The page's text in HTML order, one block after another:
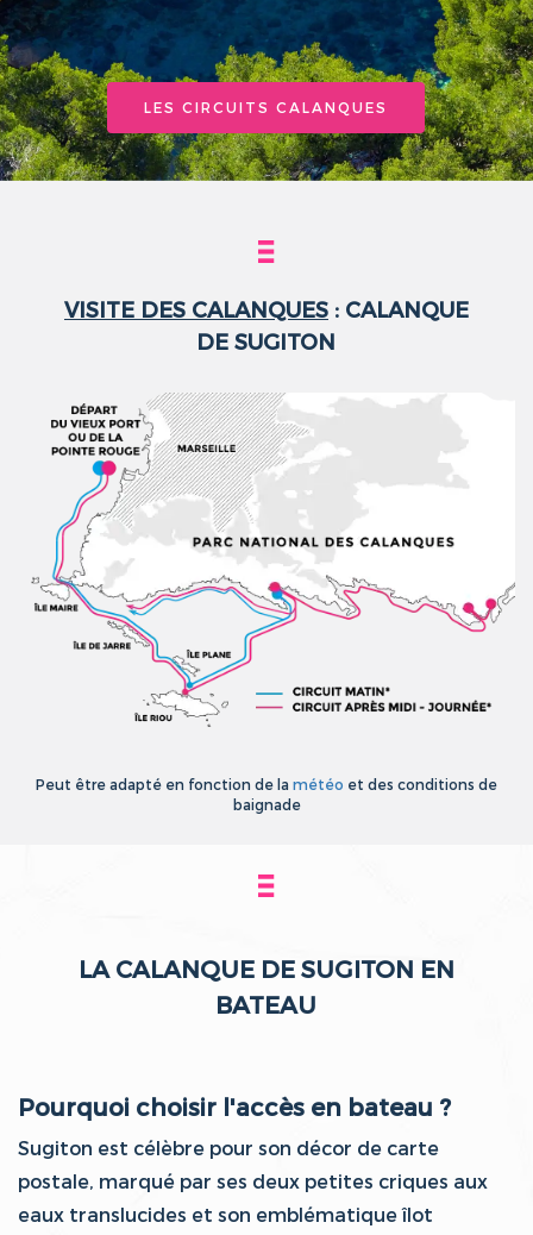
LES CIRCUITS CALANQUES
VISITE DES CALANQUES: CALANQUE
DE SUGITON
Peut être adapté en fonction de la météo et des conditions de
baignade
LA CALANQUE DE SUGITON EN
BATEAU
Pourquoi choisir l'accès en bateau ?
Sugiton est célèbre pour son décor de carte
postale, marqué par ses deux petites criques aux
eaux translucides et son emblématique îlot